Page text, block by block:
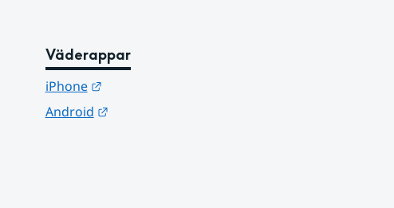
Väderappar
iPhone
Länk till annan webbplats.
Android
Länk till annan webbplats.